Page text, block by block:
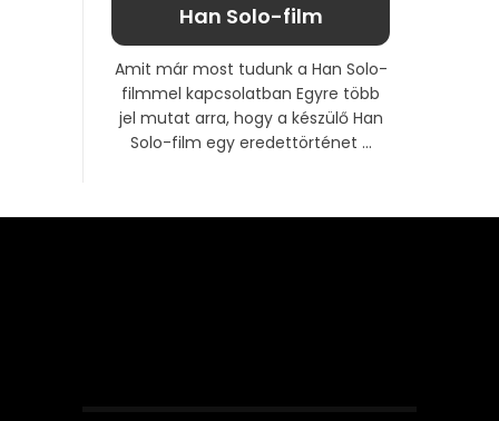
Han Solo-film
Amit már most tudunk a Han Solo-
filmmel kapcsolatban Egyre több
jel mutat arra, hogy a készülő Han
Solo-film egy eredettörténet ...